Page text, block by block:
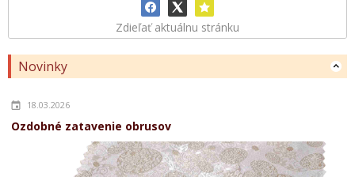
Zdieľať aktuálnu stránku
Novinky
18.03.2026
Ozdobné zatavenie obrusov